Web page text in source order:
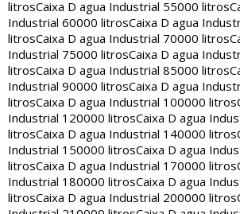
litrosCaixa D agua Industrial 55000 litros
Industrial 60000 litrosCaixa D agua
litrosCaixa D agua Industrial 70000 litros
Industrial 75000 litrosCaixa D agua
litrosCaixa D agua Industrial 85000 litros
Industrial 90000 litrosCaixa D agua
litrosCaixa D agua Industrial 100000 litros
Industrial 120000 litrosCaixa D agua
litrosCaixa D agua Industrial 140000 litros
Industrial 150000 litrosCaixa D agua
litrosCaixa D agua Industrial 170000 litros
Industrial 180000 litrosCaixa D agua
litrosCaixa D agua Industrial 200000 litros